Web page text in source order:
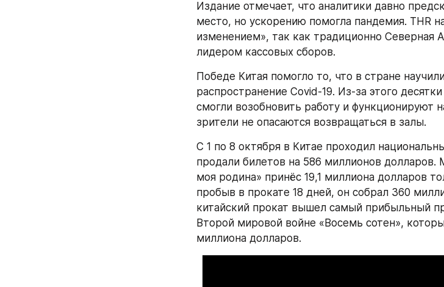
Издание отмечает, что аналитики давно
место, но ускорению помогла пандемия. THR
изменением», так как традиционно Северная
лидером кассовых сборов.
Победе Китая помогло то, что в стране
распространение Covid-19. Из-за этого
смогли возобновить работу и функционируют
зрители не опасаются возвращаться в залы.
С 1 по 8 октября в Китае проходил
продали билетов на 586 миллионов
моя родина» принёс 19,1 миллиона долларов
пробыв в прокате 18 дней, он собрал 360
китайский прокат вышел самый прибыльный
Второй мировой войне «Восемь сотен»,
миллиона долларов.